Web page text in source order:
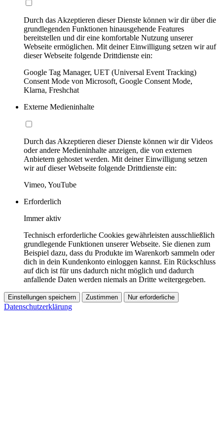
Durch das Akzeptieren dieser Dienste können wir dir über die
grundlegenden Funktionen hinausgehende Features
bereitstellen und dir eine komfortable Nutzung unserer
Webseite ermöglichen. Mit deiner Einwilligung setzen wir auf
dieser Webseite folgende Drittdienste ein:
Google Tag Manager, UET (Universal Event Tracking)
Consent Mode von Microsoft, Google Consent Mode,
Klarna, Freshchat
Externe Medieninhalte
Durch das Akzeptieren dieser Dienste können wir dir Videos
oder andere Medieninhalte anzeigen, die von externen
Anbietern gehostet werden. Mit deiner Einwilligung setzen
wir auf dieser Webseite folgende Drittdienste ein:
Vimeo, YouTube
Erforderlich
Immer aktiv
Technisch erforderliche Cookies gewährleisten ausschließlich
grundlegende Funktionen unserer Webseite. Sie dienen zum
Beispiel dazu, dass du Produkte im Warenkorb sammeln oder
dich in dein Kundenkonto einloggen kannst. Ein Rückschluss
auf dich ist für uns dadurch nicht möglich und dadurch
anfallende Daten werden niemals an Dritte weitergegeben.
Einstellungen speichern Zustimmen Nur erforderliche
Datenschutzerklärung